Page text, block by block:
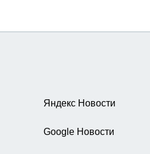
Яндекс Новости
Google Новости